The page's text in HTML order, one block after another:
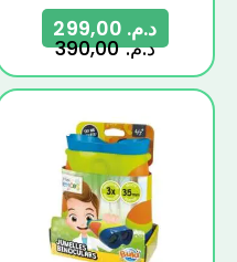
د.م.390,00
د.م.
-14%